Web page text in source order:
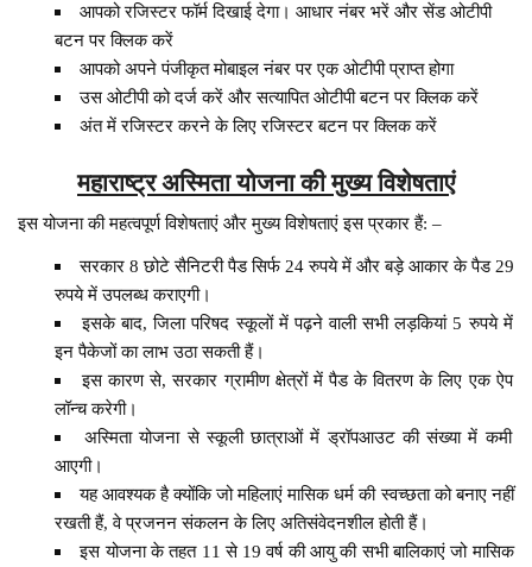
आपको रजिस्टर फॉर्म दिखाई देगा। आधार नंबर भरें और सेंड ओटीपी
बटन पर क्लिक करें
आपको अपने पंजीकृत मोबाइल नंबर पर एक ओटीपी प्राप्त होगा
उस ओटीपी को दर्ज करें और सत्यापित ओटीपी बटन पर क्लिक करें
अंत में रजिस्टर करने के लिए रजिस्टर बटन पर क्लिक करें
महाराष्ट्र अस्मिता योजना की मुख्य विशेषताएं
इस योजना की महत्वपूर्ण विशेषताएं और मुख्य विशेषताएं इस प्रकार हैं: –
सरकार 8 छोटे सैनिटरी पैड सिर्फ 24 रुपये में और बड़े आकार के पैड 29
रुपये में उपलब्ध कराएगी।
इसके बाद, जिला परिषद स्कूलों में पढ़ने वाली सभी लड़कियां 5 रुपये में
इन पैकेजों का लाभ उठा सकती हैं।
इस कारण से, सरकार ग्रामीण क्षेत्रों में पैड के वितरण के लिए एक ऐप
लॉन्च करेगी।
अस्मिता योजना से स्कूली छात्राओं में ड्रॉपआउट की संख्या में कमी
आएगी।
यह आवश्यक है क्योंकि जो महिलाएं मासिक धर्म की स्वच्छता को बनाए नहीं
रखती हैं, वे प्रजनन संकलन के लिए अतिसंवेदनशील होती हैं।
इस योजना के तहत 11 से 19 वर्ष की आयु की सभी बालिकाएं जो मासिक